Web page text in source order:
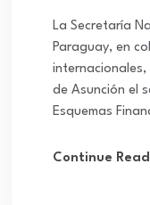
La Secretaría
Paraguay, en
de Asunción el
Esquemas
Continue